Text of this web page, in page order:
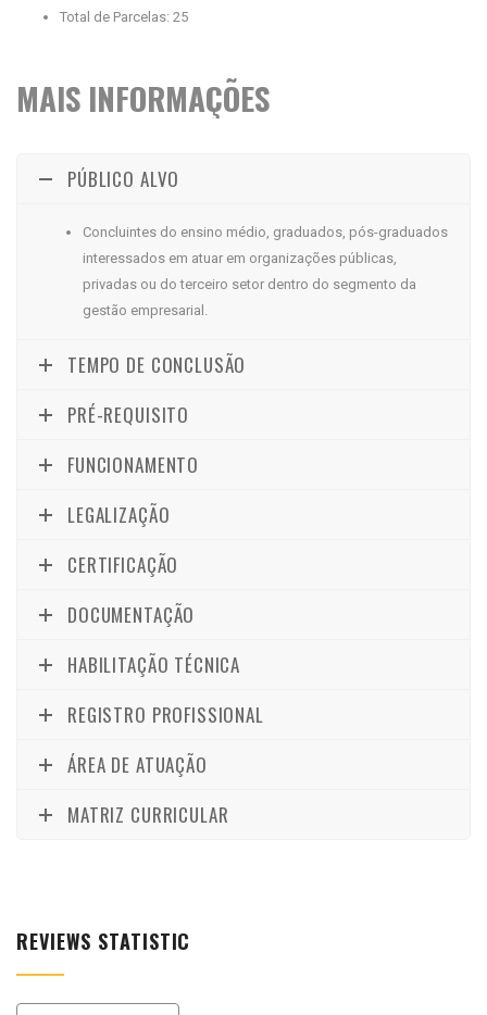
Total de Parcelas: 25
MAIS INFORMAÇÕES
PÚBLICO ALVO
Concluintes do ensino médio, graduados, pós-graduados
interessados em atuar em organizações públicas,
privadas ou do terceiro setor dentro do segmento da
gestão empresarial.
TEMPO DE CONCLUSÃO
PRÉ-REQUISITO
FUNCIONAMENTO
LEGALIZAÇÃO
CERTIFICAÇÃO
DOCUMENTAÇÃO
HABILITAÇÃO TÉCNICA
REGISTRO PROFISSIONAL
ÁREA DE ATUAÇÃO
MATRIZ CURRICULAR
REVIEWS STATISTIC